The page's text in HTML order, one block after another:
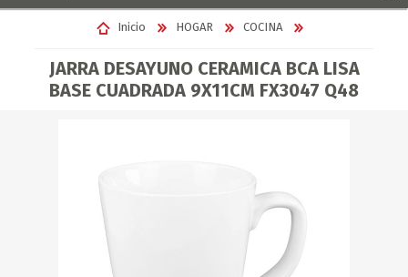
REGISTRARSE
LISTA DE DESEOS
Inicio HOGAR COCINA
JARRA DESAYUNO CERAMICA BCA LISA
BASE CUADRADA 9X11CM FX3047 Q48